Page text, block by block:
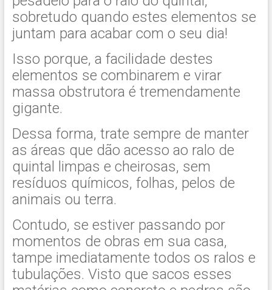
sobretudo quando estes elementos se
juntam para acabar com o seu dia!
Isso porque, a facilidade destes
elementos se combinarem e virar
massa obstrutora é tremendamente
gigante.
Dessa forma, trate sempre de manter
as áreas que dão acesso ao ralo de
quintal limpas e cheirosas, sem
resíduos químicos, folhas, pelos de
animais ou terra.
Contudo, se estiver passando por
momentos de obras em sua casa,
tampe imediatamente todos os ralos e
tubulações. Visto que sacos esses